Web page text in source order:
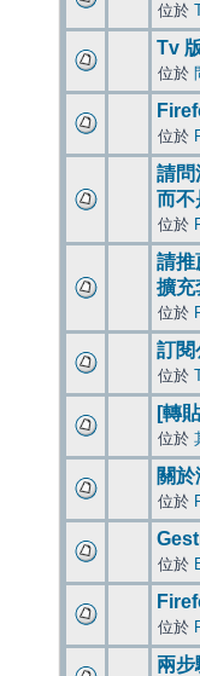
位於
Tv
位於
位於
請問
而不
位於
請推
擴充
位於
訂閱
位於
[轉
位於
關
位於
位於
位於
兩步